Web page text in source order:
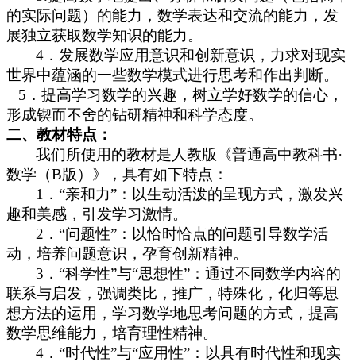
的实际问题）的能力，数学表达和交流的能力，发
展独立获取数学知识的能力。
4 ．发展数学应用意识和创新意识，力求对现实
世界中蕴涵的一些数学模式进行思考和作出判断。
5 ．提高学习数学的兴趣，树立学好数学的信心，
形成锲而不舍的钻研精神和科学态度。
二、教材特点：
我们所使用的教材是人教版《普通高中教科书·
数学（B版）》，具有如下特点：
1． “亲和力” ：以生动活泼的呈现方式，激发兴
趣和美感，引发学习激情。
2． “问题性” ：以恰时恰点的问题引导数学活
动，培养问题意识，孕育创新精神。
3． “科学性”与“思想性” ：通过不同数学内容的
联系与启发，强调类比，推广，特殊化，化归等思
想方法的运用，学习数学地思考问题的方式，提高
数学思维能力，培育理性精神。
4． “时代性”与“应用性” ：以具有时代性和现实